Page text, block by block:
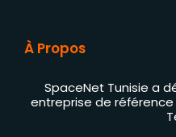
À Propos
SpaceNet Tunisie a
entreprise de